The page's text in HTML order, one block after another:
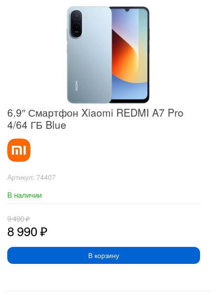
6.9″ Смартфон Xiaomi REDMI A7 Pro
4/64 ГБ Blue
Артикул: 74407
В наличии
8 990₽
9 490₽
В корзину